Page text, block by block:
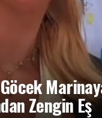
Göcek
Zengin Eş